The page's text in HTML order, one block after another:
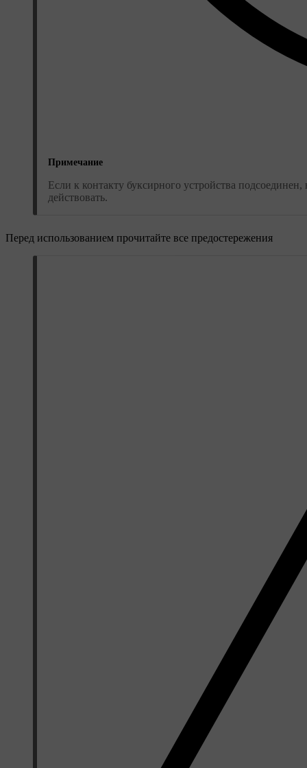
Примечание
Если к контакту буксирного устройства
действовать.
Перед использованием прочитайте все предостережения